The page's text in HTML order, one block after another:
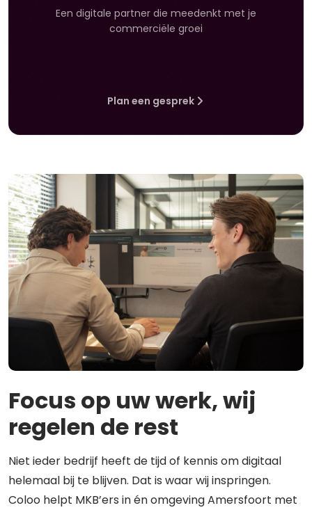
Een digitale partner die meedenkt met je
commerciële groei
Plan een gesprek
Focus op uw werk, wij
regelen de rest
Niet ieder bedrijf heeft de tijd of kennis om digitaal
helemaal bij te blijven. Dat is waar wij inspringen.
Coloo helpt MKB’ers in én omgeving Amersfoort met